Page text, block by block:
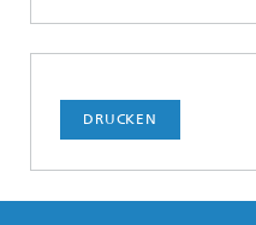
DRUCKEN